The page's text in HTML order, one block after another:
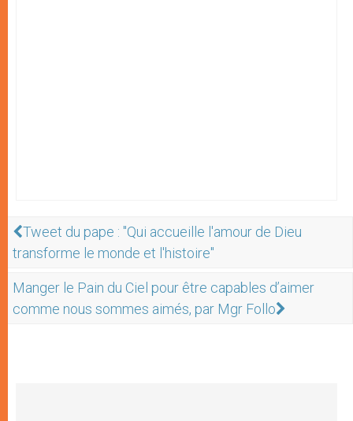
Tweet du pape : "Qui accueille l'amour de Dieu
transforme le monde et l'histoire"
Manger le Pain du Ciel pour être capables d’aimer
comme nous sommes aimés, par Mgr Follo